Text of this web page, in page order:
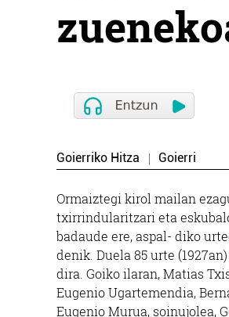
Goierriko Hitza Goierri
Ormaiztegi kirol mailan
txirrindularitzari eta
badaude ere, aspal- diko
denik. Duela 85 urte
dira. Goiko ilaran, Matias
Eugenio Ugartemendia,
Eugenio Murua, soinujolea,